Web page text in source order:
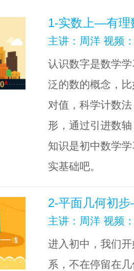
1-实数上—有理
主讲：周洋 视频
认识数字是数学
泛的数的概念，
对值，科学计数
形，通过引进数
知识是初中数学
实基础吧。
2-平面几何初
主讲：周洋 视频
进入初中，我们
系，不在停留在